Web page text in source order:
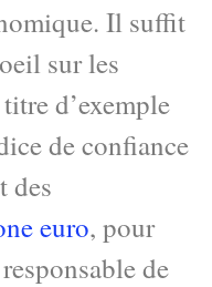
Il suffit
sur les
d’exemple
de confiance
des
euro, pour
de